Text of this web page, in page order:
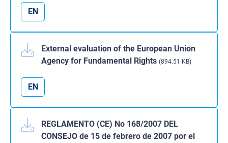
EN
External evaluation of the European Union
Agency for Fundamental Rights (894.51 KB)
EN
REGLAMENTO (CE) No 168/2007 DEL
CONSEJO de 15 de febrero de 2007 por el